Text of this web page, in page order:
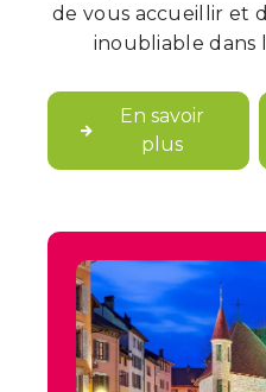
de vous accueillir et
inoubliable dans
En savoir
plus